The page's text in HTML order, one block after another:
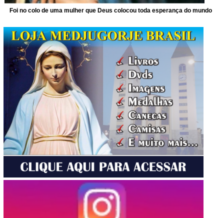
Foi no colo de uma mulher que Deus colocou toda esperança do mundo